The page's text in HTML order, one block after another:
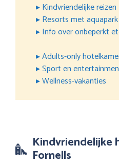
▸ Kindvriendelijke reizen
▸ Resorts met aquapark
▸ Info over onbeperkt
▸ Adults-only
▸ Sport en
▸ Wellness-vakanties
Kindvriendelijke
Fornells